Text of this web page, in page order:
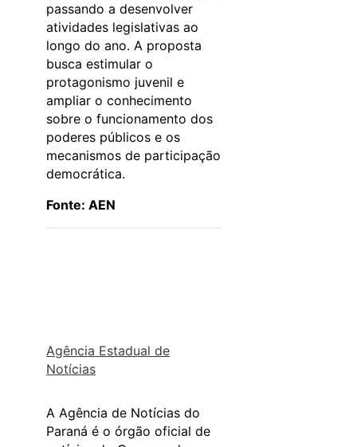
passando a desenvolver
atividades legislativas ao
longo do ano. A proposta
busca estimular o
protagonismo juvenil e
ampliar o conhecimento
sobre o funcionamento dos
poderes públicos e os
mecanismos de participação
democrática.
Fonte: AEN
Agência Estadual de
Notícias
A Agência de Notícias do
Paraná é o órgão oficial de